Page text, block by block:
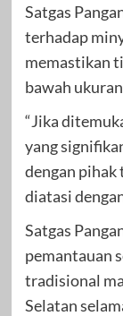
Satgas
terhadap
memastikan
bawah
“Jika
yang
dengan pihak
diatasi
Satgas
pemantauan
tradisional
Selatan